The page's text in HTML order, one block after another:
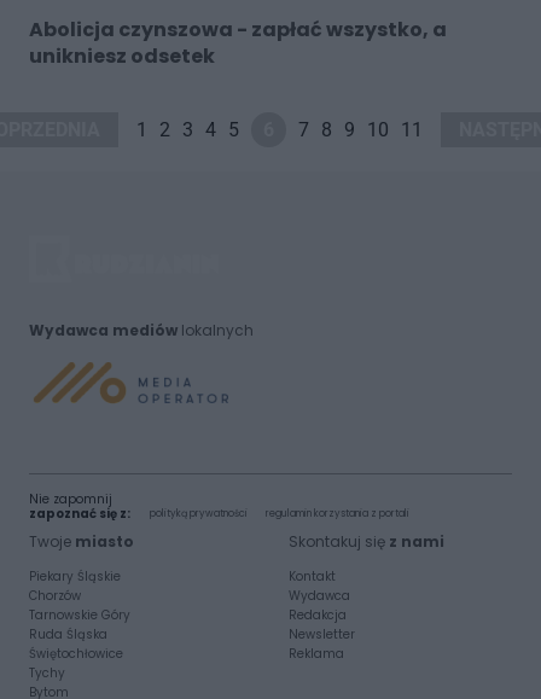
Abolicja czynszowa - zapłać wszystko, a
unikniesz odsetek
1 2 3 4 5 7 8 9 10 11
Wydawca mediówlokalnych
Nie zapomnij
zapoznać się z:
polityką prywatności regulamin korzystania z portali
Twoje miasto
Piekary Śląskie
Chorzów
Tarnowskie Góry
Ruda Śląska
Świętochłowice
Tychy
Bytom
Skontakuj się z nami
Kontakt
Wydawca
Redakcja
Newsletter
Reklama